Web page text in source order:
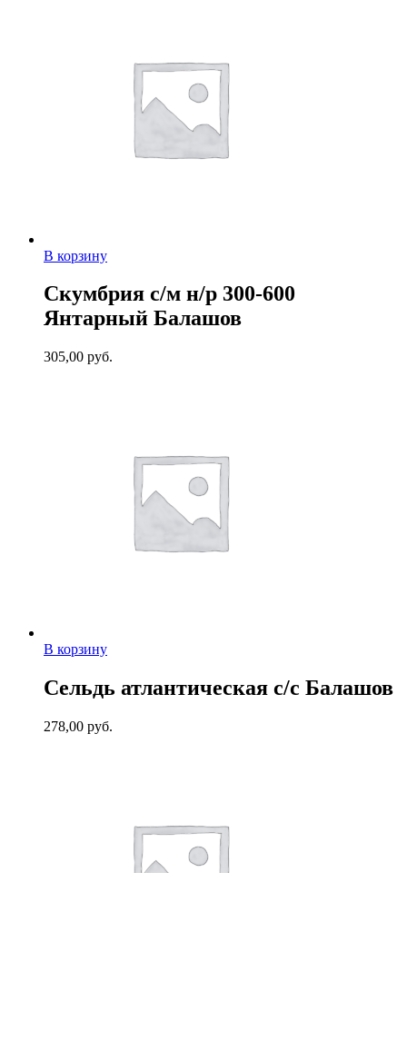
В корзину
Скумбрия с/м н/р 300-600
Янтарный Балашов
305,00 руб.
В корзину
Сельдь атлантическая с/с Балашов
278,00 руб.